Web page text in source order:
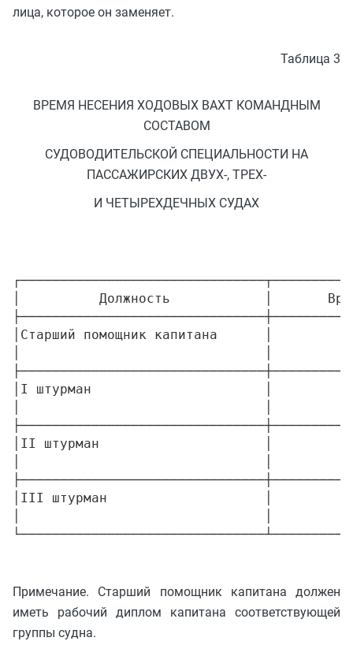
лица, которое он заменяет.
Таблица 3
ВРЕМЯ НЕСЕНИЯ ХОДОВЫХ ВАХТ КОМАНДНЫМ
СОСТАВОМ
СУДОВОДИТЕЛЬСКОЙ СПЕЦИАЛЬНОСТИ НА
ПАССАЖИРСКИХ ДВУХ-, ТРЕХ-
И ЧЕТЫРЕХДЕЧНЫХ СУДАХ
│          Должность            │
│Старший помощник капитана      │
│I штурман                      │
│II штурман                     │
│III штурман                    │
Примечание. Старший помощник капитана должен
иметь рабочий диплом капитана соответствующей
группы судна.